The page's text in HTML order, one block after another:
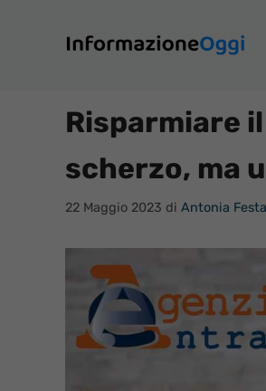
contenuto
Risparmiare
scherzo, ma
22 Maggio 2023 di Antonia Festa